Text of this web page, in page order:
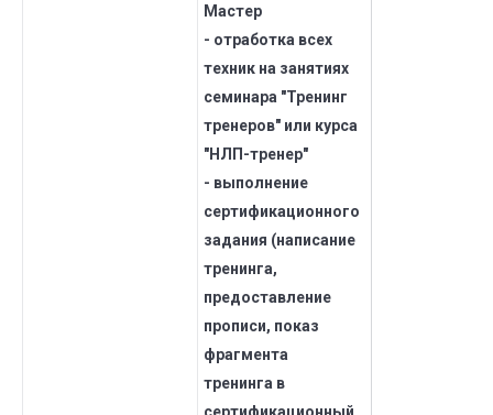
Мастер
- отработка всех
техник на занятиях
семинара "Тренинг
тренеров" или курса
"НЛП-тренер"
- выполнение
сертификационного
задания (написание
тренинга,
предоставление
прописи, показ
фрагмента
тренинга в
сертификационный